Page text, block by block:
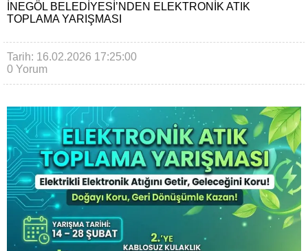
İNEGÖL BELEDIYESI’NDEN ELEKTRONIK ATIK
TOPLAMA YARIŞMASI
Tarih: 16.02.2026 17:25:00
0 Yorum